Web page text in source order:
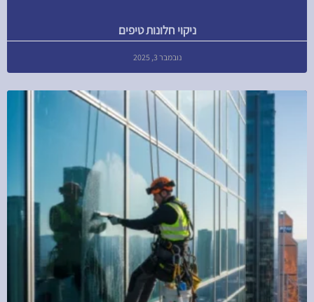
ניקוי חלונות טיפים
נובמבר 3, 2025